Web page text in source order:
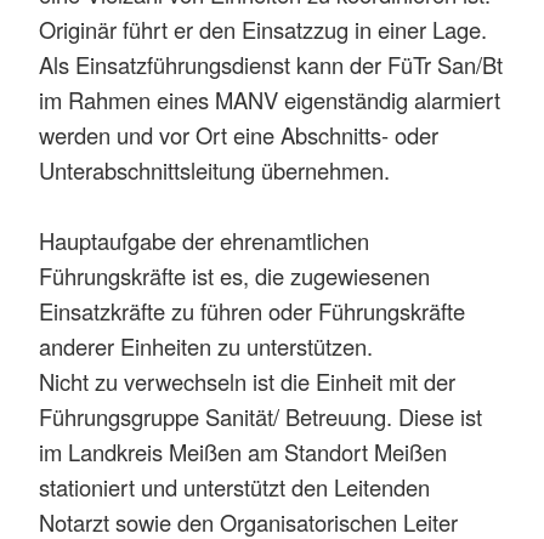
Originär führt er den Einsatzzug in einer Lage.
Als Einsatzführungsdienst kann der FüTr San/Bt
im Rahmen eines MANV eigenständig alarmiert
werden und vor Ort eine Abschnitts- oder
Unterabschnittsleitung übernehmen.
Hauptaufgabe der ehrenamtlichen
Führungskräfte ist es, die zugewiesenen
Einsatzkräfte zu führen oder Führungskräfte
anderer Einheiten zu unterstützen.
Nicht zu verwechseln ist die Einheit mit der
Führungsgruppe Sanität/ Betreuung. Diese ist
im Landkreis Meißen am Standort Meißen
stationiert und unterstützt den Leitenden
Notarzt sowie den Organisatorischen Leiter